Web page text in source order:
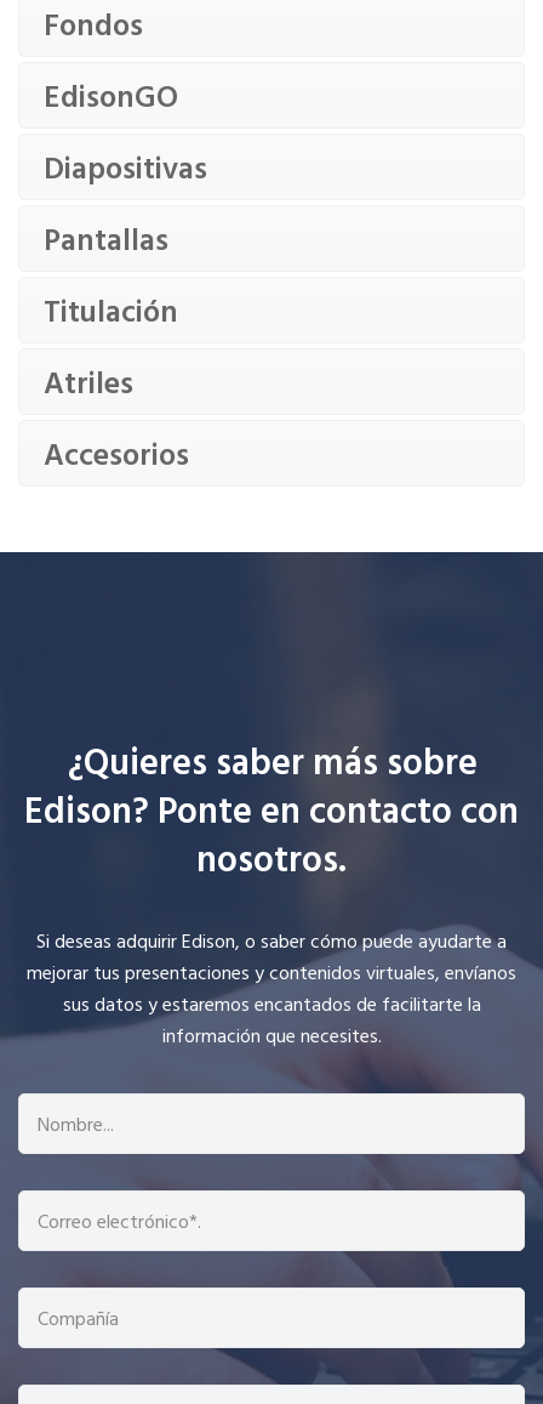
Fondos
EdisonGO
Diapositivas
Pantallas
Titulación
Atriles
Accesorios
¿Quieres saber más sobre
Edison? Ponte en contacto con
nosotros.
Si deseas adquirir Edison, o saber cómo puede ayudarte a
mejorar tus presentaciones y contenidos virtuales, envíanos
sus datos y estaremos encantados de facilitarte la
información que necesites.